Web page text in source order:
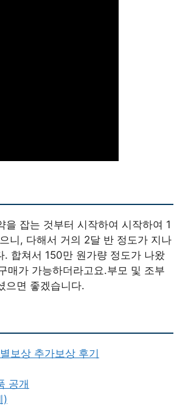
잡는 것부터 시작하여 시작하여 1
니, 다해서 거의 2달 반 정도가 지나
합쳐서 150만 원가량 정도가 나왔
매가 가능하더라고요.부모 및 조부
으면 좋겠습니다.
보상 추가보상 후기
공개
)